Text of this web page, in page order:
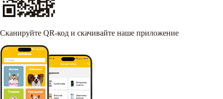
Сканируйте QR-код и скачивайте наше приложение